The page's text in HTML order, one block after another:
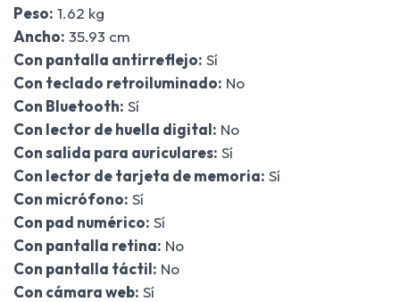
Peso: 1.62 kg
Ancho: 35.93 cm
Con pantalla antirreflejo: Sí
Con teclado retroiluminado: No
Con Bluetooth: Sí
Con lector de huella digital: No
Con salida para auriculares: Sí
Con lector de tarjeta de memoria: Sí
Con micrófono: Sí
Con pad numérico: Sí
Con pantalla retina: No
Con pantalla táctil: No
Con cámara web: Sí